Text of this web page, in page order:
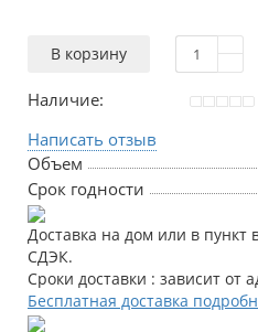
В корзину
Наличие:
Написать отзыв
Объем
Срок годности
Доставка на дом или в пункт
СДЭК.
Сроки доставки : зависит от
Бесплатная доставка